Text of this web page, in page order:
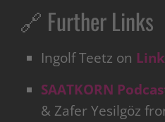
🔗 Further Links
Ingolf Teetz on
SAATKORN
& Zafer Yesilgöz